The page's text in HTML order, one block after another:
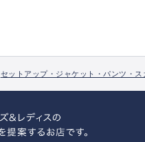
セットアップ・ジャケット・パンツ・ス